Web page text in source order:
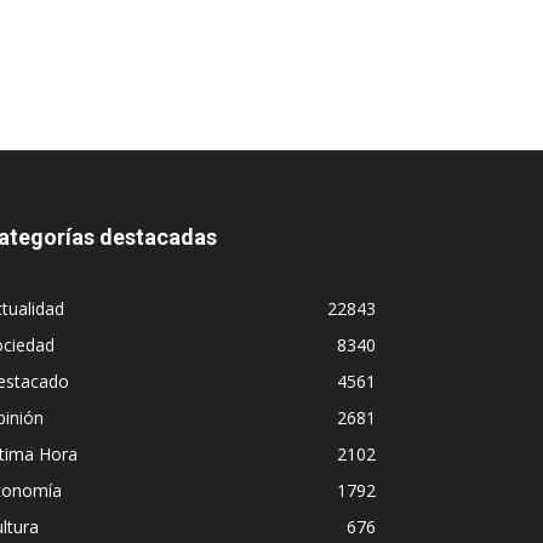
destacadas
22843
8340
4561
2681
Hora
2102
1792
676